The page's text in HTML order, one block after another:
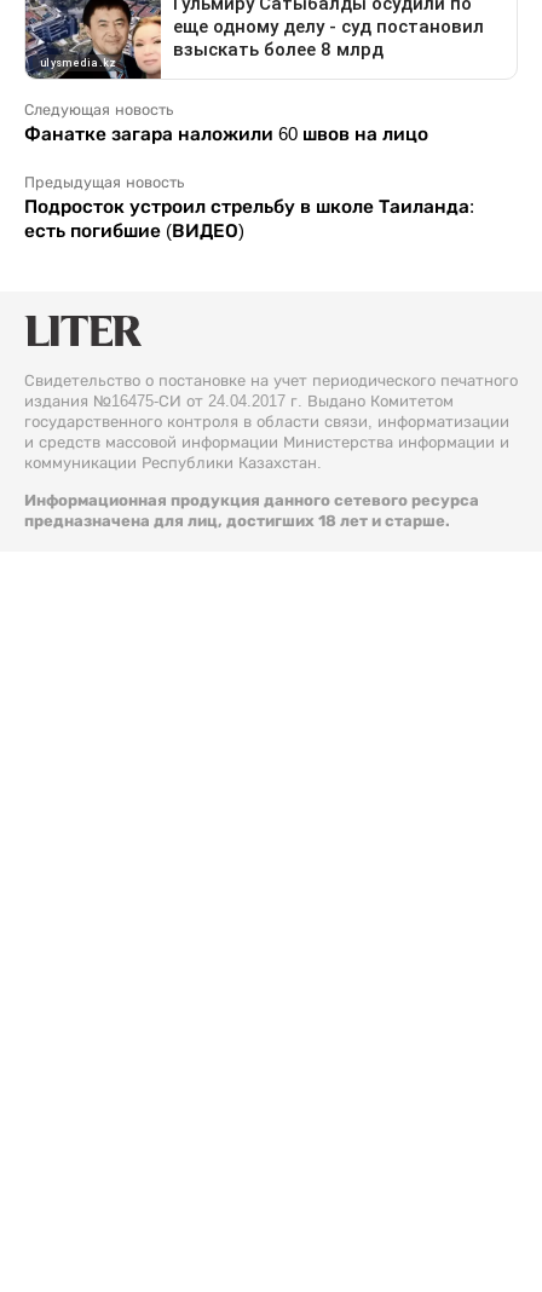
Следующая новость
Фанатке загара наложили 60 швов на лицо
Предыдущая новость
Подросток устроил стрельбу в школе Таиланда:
есть погибшие (ВИДЕО)
Свидетельство о постановке на учет периодического печатного
издания №16475-СИ от 24.04.2017 г. Выдано Комитетом
государственного контроля в области связи, информатизации
и средств массовой информации Министерства информации и
коммуникации Республики Казахстан.
Информационная продукция данного сетевого ресурса
предназначена для лиц, достигших 18 лет и старше.